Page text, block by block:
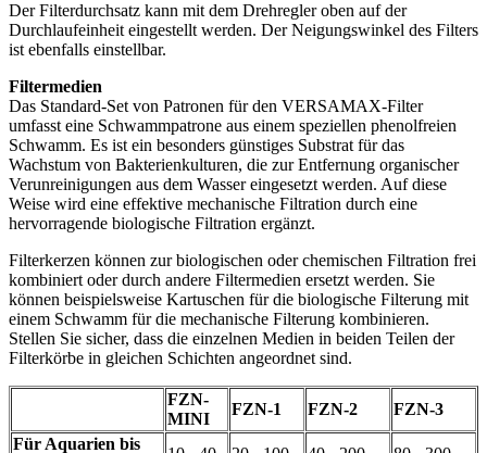
Der Filterdurchsatz kann mit dem Drehregler oben auf der
Durchlaufeinheit eingestellt werden. Der Neigungswinkel des Filters
ist ebenfalls einstellbar.
Filtermedien
Das Standard-Set von Patronen für den VERSAMAX-Filter
umfasst eine Schwammpatrone aus einem speziellen phenolfreien
Schwamm. Es ist ein besonders günstiges Substrat für das
Wachstum von Bakterienkulturen, die zur Entfernung organischer
Verunreinigungen aus dem Wasser eingesetzt werden. Auf diese
Weise wird eine effektive mechanische Filtration durch eine
hervorragende biologische Filtration ergänzt.
Filterkerzen können zur biologischen oder chemischen Filtration frei
kombiniert oder durch andere Filtermedien ersetzt werden. Sie
können beispielsweise Kartuschen für die biologische Filterung mit
einem Schwamm für die mechanische Filterung kombinieren.
Stellen Sie sicher, dass die einzelnen Medien in beiden Teilen der
Filterkörbe in gleichen Schichten angeordnet sind.
FZN-
MINI
FZN-1 FZN-2
FZN-3
Für Aquarien bis